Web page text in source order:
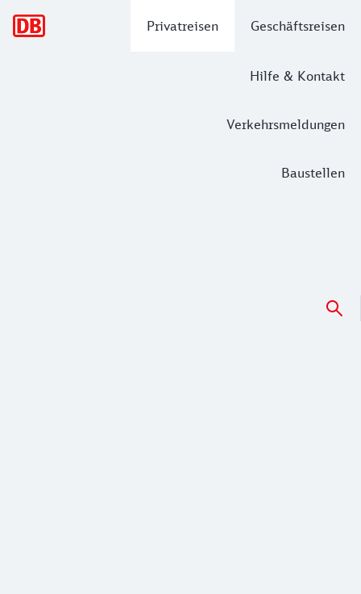
Privatreisen Geschäftsreisen
Hilfe & Kontakt
Verkehrsmeldungen
Baustellen